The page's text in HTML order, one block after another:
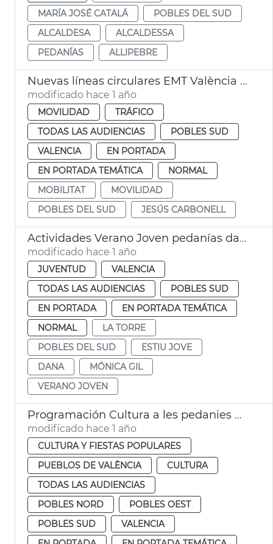
MARÍA JOSÉ CATALÁ
POBLES DEL SUD
ALCALDESA
ALCALDESSA
PEDANÍAS
ALLIPEBRE
Nuevas líneas circulares EMT València Pobles del Sud
modificado hace 1 año
MOVILIDAD
TRÁFICO
TODAS LAS AUDIENCIAS
POBLES SUD
VALENCIA
EN PORTADA
EN PORTADA TEMÁTICA
NORMAL
MOBILITAT
MOVILIDAD
POBLES DEL SUD
JESÚS CARBONELL
Actividades Verano Joven pedanías dana 2025 València
modificado hace 1 año
JUVENTUD
VALENCIA
TODAS LAS AUDIENCIAS
POBLES SUD
EN PORTADA
EN PORTADA TEMÁTICA
NORMAL
LA TORRE
POBLES DEL SUD
ESTIU JOVE
DANA
MÓNICA GIL
VERANO JOVEN
Programación Cultura a les pedanies València
modificado hace 1 año
CULTURA Y FIESTAS POPULARES
PUEBLOS DE VALÈNCIA
CULTURA
TODAS LAS AUDIENCIAS
POBLES NORD
POBLES OEST
POBLES SUD
VALENCIA